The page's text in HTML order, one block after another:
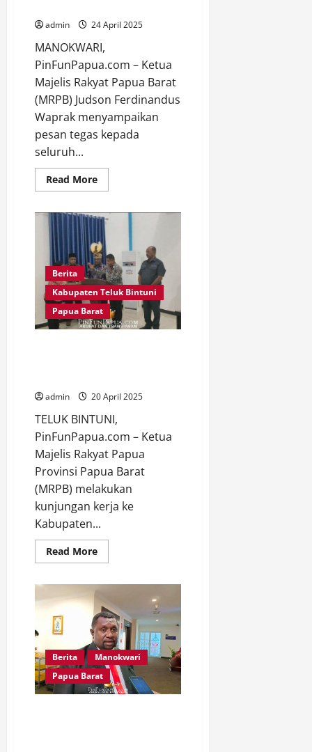
admin 24 April 2025
MANOKWARI,
PinFunPapua.com – Ketua
Majelis Rakyat Papua Barat
(MRPB) Judson Ferdinandus
Waprak menyampaikan
pesan tegas kepada
seluruh...
Read MoreRead
more
MRPB
Ingatkan
Para
Bupati:
Bangun
Daerah
dengan
Ketulusan
Demi
Masa
Depan
Otsus
Berita
Kabupaten Teluk Bintuni
Papua Barat
admin 20 April 2025
TELUK BINTUNI,
PinFunPapua.com – Ketua
Majelis Rakyat Papua
Provinsi Papua Barat
(MRPB) melakukan
kunjungan kerja ke
Kabupaten...
Read MoreRead
more
MRPB
dan
Bupati
Bintuni
Serukan
Persatuan
untuk
Masa
Depan
Daerah
Berita
Manokwari
Papua Barat